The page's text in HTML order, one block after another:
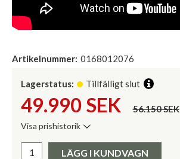
Artikelnummer: 0168012076
Lagerstatus: Tillfälligt slut
49.990 SEK 56.150 SEK
Visa prishistorik
Pris:
LÄGG I KUNDVAGN